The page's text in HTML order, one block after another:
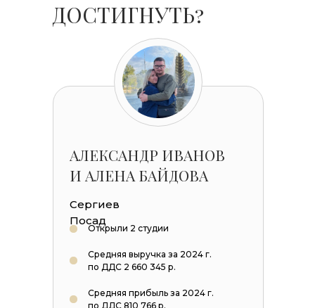
ДОСТИГНУТЬ?
АЛЕКСАНДР ИВАНОВ
И АЛЕНА БАЙДОВА
Сергиев
Посад
Открыли 2 студии
Средняя выручка за 2024 г.
по ДДС 2 660 345 р.
Средняя прибыль за 2024 г.
по ДДС 810 766 р.